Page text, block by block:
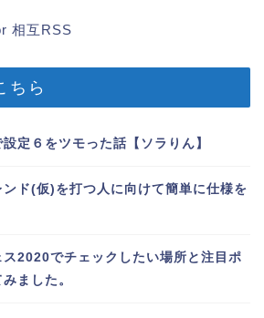
相互RSS
ちら
定６をツモった話【ソラりん】
ド(仮)を打つ人に向けて簡単に仕様を
2020でチェックしたい場所と注目ポ
ました。